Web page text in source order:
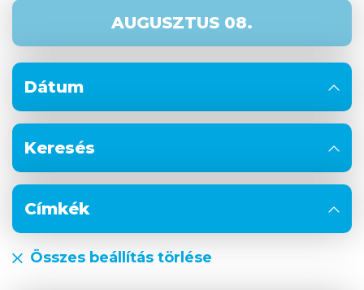
AUGUSZTUS 08.
Dátum
Keresés
Címkék
Összes beállítás törlése